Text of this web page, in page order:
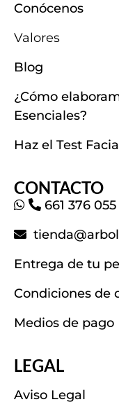
Conócenos
Valores
Blog
¿Cómo
Esenciales?
Haz el Test
CONTACTO
661 376 055
Entrega de tu
Condiciones de
Medios de pago
LEGAL
Aviso Legal